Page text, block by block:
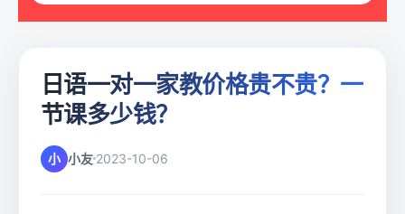
日语一对一家教价格贵不贵？一
节课多少钱？
小 小友 2023-10-06